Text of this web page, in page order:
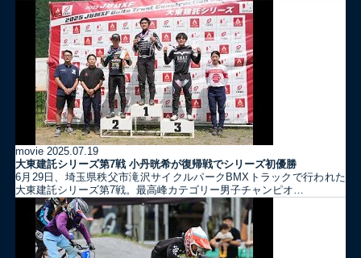
movie 2025.07.19
大東建託シリーズ第7戦 ⼩丹晄希が復帰戦でシリーズ初優勝
6月29日、埼玉県秩父市滝沢サイクルパークBMXトラックで行われた
大東建託シリーズ第7戦。最高峰カテゴリー男子チャンピオ…